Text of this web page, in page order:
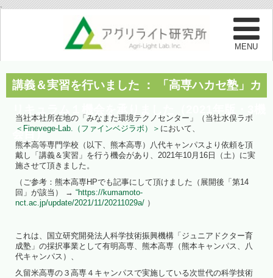
.
講義＆実習を行いました ： 「高専ハカセ塾」カ
会目）
当社本社所在地の「みなまた環境テクノセンター」（当社水俣ラボ
＜Finevege-Lab.（ファインベジラボ）＞ において、
熊本高等専門学校（以下、熊本高専）八代キャンパスより依頼を頂
戴し「講義＆実習」を行う機会があり、2021年10月16日（土）に実
施させて頂きました。
（ご参考：熊本高専HPでも記事にして頂けました（展開後「第14
回」が該当） → “https://kumamoto-
nct.ac.jp/update/2021/11/20211029a/ ）
これは、国立研究開発法人科学技術振興機構「ジュニアドクター育
成塾」の採択事業として有明高専、熊本高専（熊本キャンパス、八
代キャンパス）、
久留米高専の３高専４キャンパスで実施している次世代の科学技術